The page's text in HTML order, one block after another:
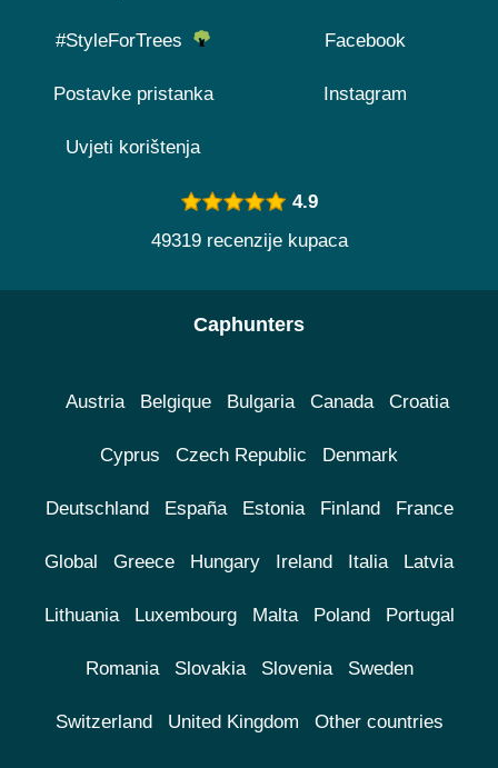
#StyleForTrees
Postavke pristanka
Uvjeti korištenja
Facebook
Instagram
4.9
49319 recenzije kupaca
Caphunters
Austria Belgique Bulgaria Canada Croatia
Cyprus Czech Republic Denmark
Deutschland España Estonia Finland France
Global Greece Hungary Ireland Italia Latvia
Lithuania Luxembourg Malta Poland Portugal
Romania Slovakia Slovenia Sweden
Switzerland United Kingdom Other countries